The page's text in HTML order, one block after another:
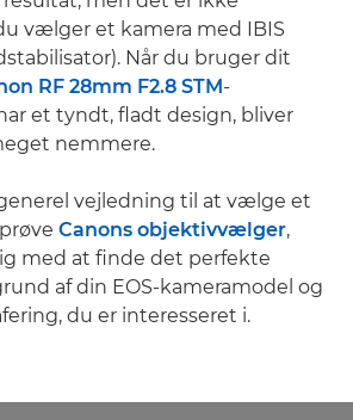
vælger et kamera med IBIS
Når du bruger dit
RF 28mm F2.8 STM-
et tyndt, fladt design, bliver
nemmere.
vejledning til at vælge et
Canons objektivvælger,
med at finde det perfekte
af din EOS-kameramodel og
du er interesseret i.